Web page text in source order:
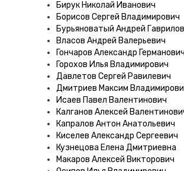
Бирук Николай Иванович
Борисов Сергей Владимирович
Бурьяноватый Андрей
Власов Андрей Валерьевич
Гончаров Александр Германович
Горохов Илья Владимирович
Давлетов Сергей Равилевич
Дмитриев Максим
Исаев Павел Валентинович
Калганов Алексей
Капралов Антон Анатольевич
Киселев Александр Сергеевич
Кузнецова Елена Дмитриевна
Макаров Алексей Викторович